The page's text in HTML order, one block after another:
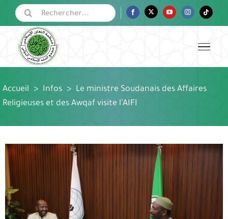
Passer
contenu
Rechercher:
FacebookTwitter YouTubeInstagramTiktok
Accueil > Infos > Le ministre Soudanais des Affaires
Religieuses et des Awqaf visite l’AIFI